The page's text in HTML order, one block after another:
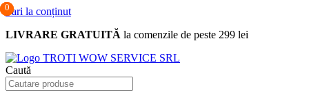
Sari la conținut
LIVRARE GRATUITĂ la comenzile de peste 299 lei
0
Caută
0
0